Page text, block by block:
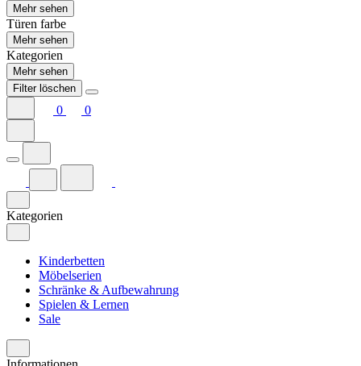
Mehr sehen
Türen farbe
Mehr sehen
Kategorien
Mehr sehen
Filter löschen
0 0
Kategorien
Kinderbetten
Möbelserien
Schränke & Aufbewahrung
Spielen & Lernen
Sale